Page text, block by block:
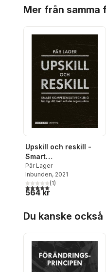
Mer från
Upskill och reskill -
Smart
kompetensutveckling
för dig ...
Pär Lager
Inbunden, 2021
5,0utav 5 stjärnor. Totalt
(1)
564 kr
Du kanske